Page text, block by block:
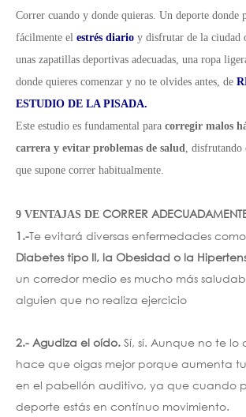
Correr cuando y donde quieras. Un deporte donde
fácilmente el estrés diario y disfrutar de la ciudad
unas zapatillas deportivas adecuadas, una ropa
donde quieres comenzar y no te olvides antes, de
ESTUDIO DE LA PISADA.
Este estudio es fundamental para corregir malos
carrera y evitar problemas de salud, disfrutando
que supone correr habitualmente.
9 VENTAJAS DE CORRER
1.-Te evitará diversas enfermedades
Diabetes tipo II, la Obesidad o la
un corredor medio es mucho más
alguien que no realiza ejercicio
2.- Agudiza el oído. Sí, sí. Aunque no te lo
hace que oigas mejor porque aumenta
en el pabellón auditivo, ya que cuando
deporte estás en contínuo movimiento.